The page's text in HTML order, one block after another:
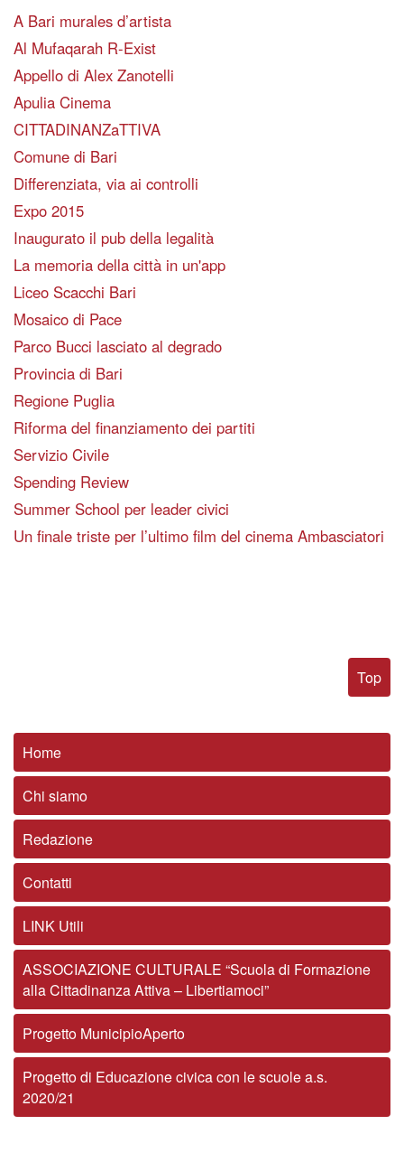
A Bari murales d’artista
Al Mufaqarah R-Exist
Appello di Alex Zanotelli
Apulia Cinema
CITTADINANZaTTIVA
Comune di Bari
Differenziata, via ai controlli
Expo 2015
Inaugurato il pub della legalità
La memoria della città in un'app
Liceo Scacchi Bari
Mosaico di Pace
Parco Bucci lasciato al degrado
Provincia di Bari
Regione Puglia
Riforma del finanziamento dei partiti
Servizio Civile
Spending Review
Summer School per leader civici
Un finale triste per l’ultimo film del cinema Ambasciatori
Top
Home
Chi siamo
Redazione
Contatti
LINK Utili
ASSOCIAZIONE CULTURALE “Scuola di Formazione
alla Cittadinanza Attiva – Libertiamoci”
Progetto MunicipioAperto
Progetto di Educazione civica con le scuole a.s.
2020/21